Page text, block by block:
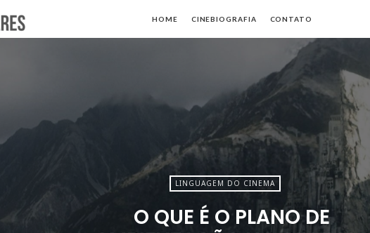
Heleno
HOME CINEBIOGRAFIA CONTATO
LINGUAGEM DO CINEMA
O QUE É O PLANO DE